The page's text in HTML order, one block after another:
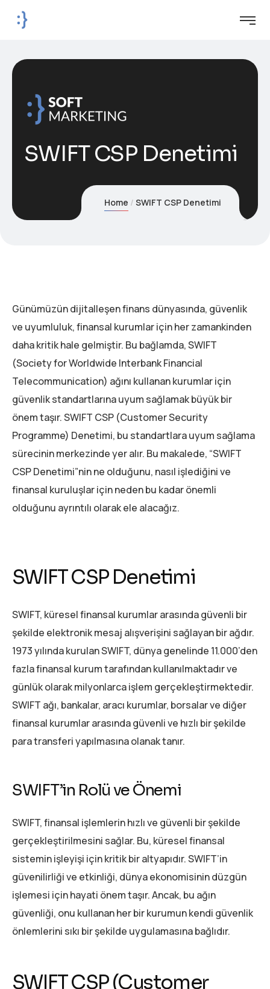
SWIFT CSP Denetimi
Home SWIFT CSP Denetimi
Günümüzün dijitalleşen finans dünyasında, güvenlik
ve uyumluluk, finansal kurumlar için her zamankinden
daha kritik hale gelmiştir. Bu bağlamda, SWIFT
(Society for Worldwide Interbank Financial
Telecommunication) ağını kullanan kurumlar için
güvenlik standartlarına uyum sağlamak büyük bir
önem taşır. SWIFT CSP (Customer Security
Programme) Denetimi, bu standartlara uyum sağlama
sürecinin merkezinde yer alır. Bu makalede, “SWIFT
CSP Denetimi”nin ne olduğunu, nasıl işlediğini ve
finansal kuruluşlar için neden bu kadar önemli
olduğunu ayrıntılı olarak ele alacağız.
SWIFT CSP Denetimi
SWIFT, küresel finansal kurumlar arasında güvenli bir
şekilde elektronik mesaj alışverişini sağlayan bir ağdır.
1973 yılında kurulan SWIFT, dünya genelinde 11.000’den
fazla finansal kurum tarafından kullanılmaktadır ve
günlük olarak milyonlarca işlem gerçekleştirmektedir.
SWIFT ağı, bankalar, aracı kurumlar, borsalar ve diğer
finansal kurumlar arasında güvenli ve hızlı bir şekilde
para transferi yapılmasına olanak tanır.
SWIFT’in Rolü ve Önemi
SWIFT, finansal işlemlerin hızlı ve güvenli bir şekilde
gerçekleştirilmesini sağlar. Bu, küresel finansal
sistemin işleyişi için kritik bir altyapıdır. SWIFT’in
güvenilirliği ve etkinliği, dünya ekonomisinin düzgün
işlemesi için hayati önem taşır. Ancak, bu ağın
güvenliği, onu kullanan her bir kurumun kendi güvenlik
önlemlerini sıkı bir şekilde uygulamasına bağlıdır.
SWIFT CSP (Customer